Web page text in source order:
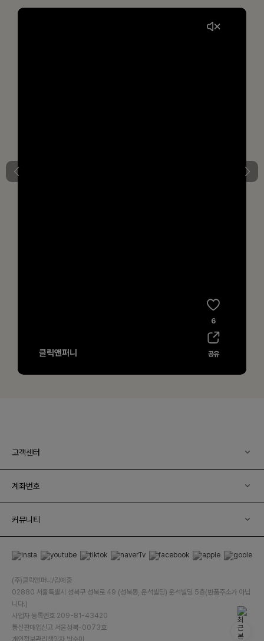
고객센터
계좌번호
커뮤니티
(주)클릭앤퍼니/김예중
02880 서울특별시 성북구 성북로 49 (성북동, 운석빌딩) 운석빌딩 5층(반품주소가 아닙
니다.)
사업자 등록번호 209-81-43420
통신판매업신고 서울성북-0073호
개인정보관리책임자 박수미